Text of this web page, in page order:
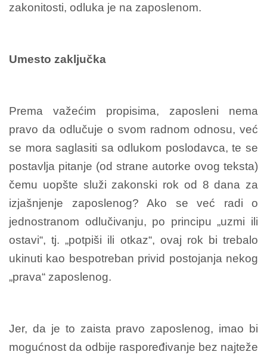
zakonitosti, odluka je na zaposlenom.
Umesto zaključka
Prema važećim propisima, zaposleni nema
pravo da odlučuje o svom radnom odnosu, već
se mora saglasiti sa odlukom poslodavca, te se
postavlja pitanje (od strane autorke ovog teksta)
čemu uopšte služi zakonski rok od 8 dana za
izjašnjenje zaposlenog? Ako se već radi o
jednostranom odlučivanju, po principu „uzmi ili
ostavi“, tj. „potpiši ili otkaz“, ovaj rok bi trebalo
ukinuti kao bespotreban privid postojanja nekog
„prava“ zaposlenog.
Jer, da je to zaista pravo zaposlenog, imao bi
mogućnost da odbije raspoređivanje bez najteže